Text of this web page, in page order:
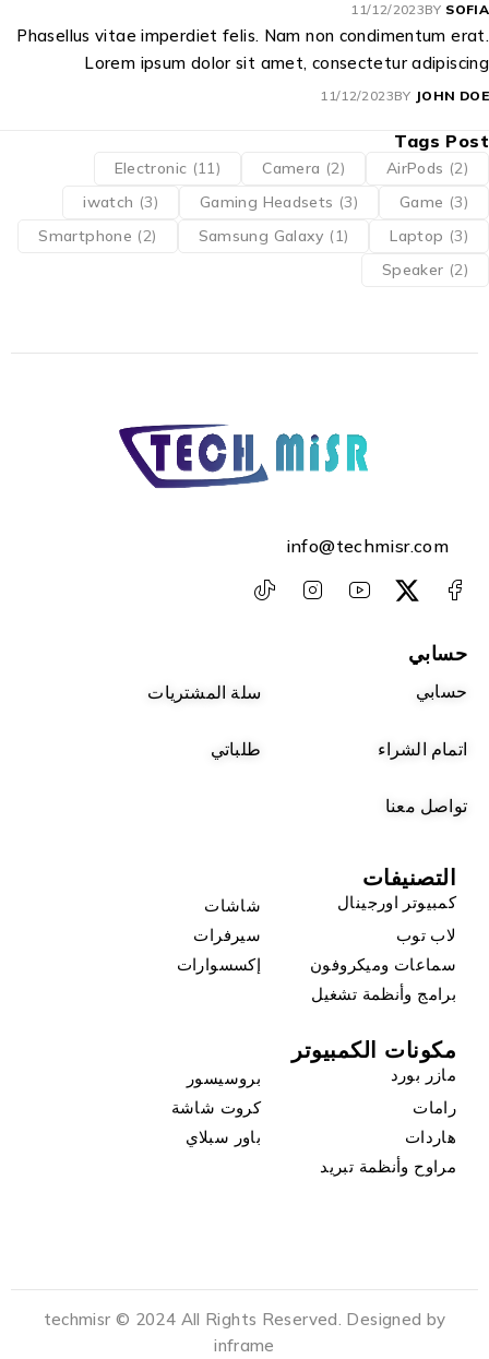
BY SOFIA
11/12/2023
Phasellus vitae imperdiet felis. Nam non condimentum erat.
Lorem ipsum dolor sit amet, consectetur adipiscing
BY JOHN DOE
11/12/2023
Tags Post
AirPods (2)
Camera (2)
Electronic (11)
Game (3)
Gaming Headsets (3)
iwatch (3)
Laptop (3)
Samsung Galaxy (1)
Smartphone (2)
Speaker (2)
info@techmisr.com
حسابي
حسابي سلة المشتريات
اتمام الشراء طلباتي
تواصل معنا
التصنيفات
كمبيوتر اورجينال
شاشات
لاب توب
سيرفرات
سماعات وميكروفون
إكسسوارات
برامج وأنظمة تشغيل
مكونات الكمبيوتر
مازر بورد
بروسيسور
رامات
كروت شاشة
هاردات
باور سبلاي
مراوح وأنظمة تبريد
techmisr © 2024 All Rights Reserved. Designed by
inframe